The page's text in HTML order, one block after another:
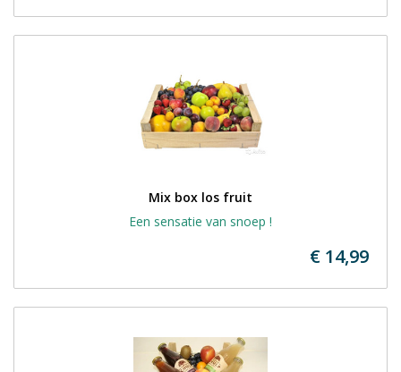
Mix box los fruit
Een sensatie van snoep !
€ 14,99